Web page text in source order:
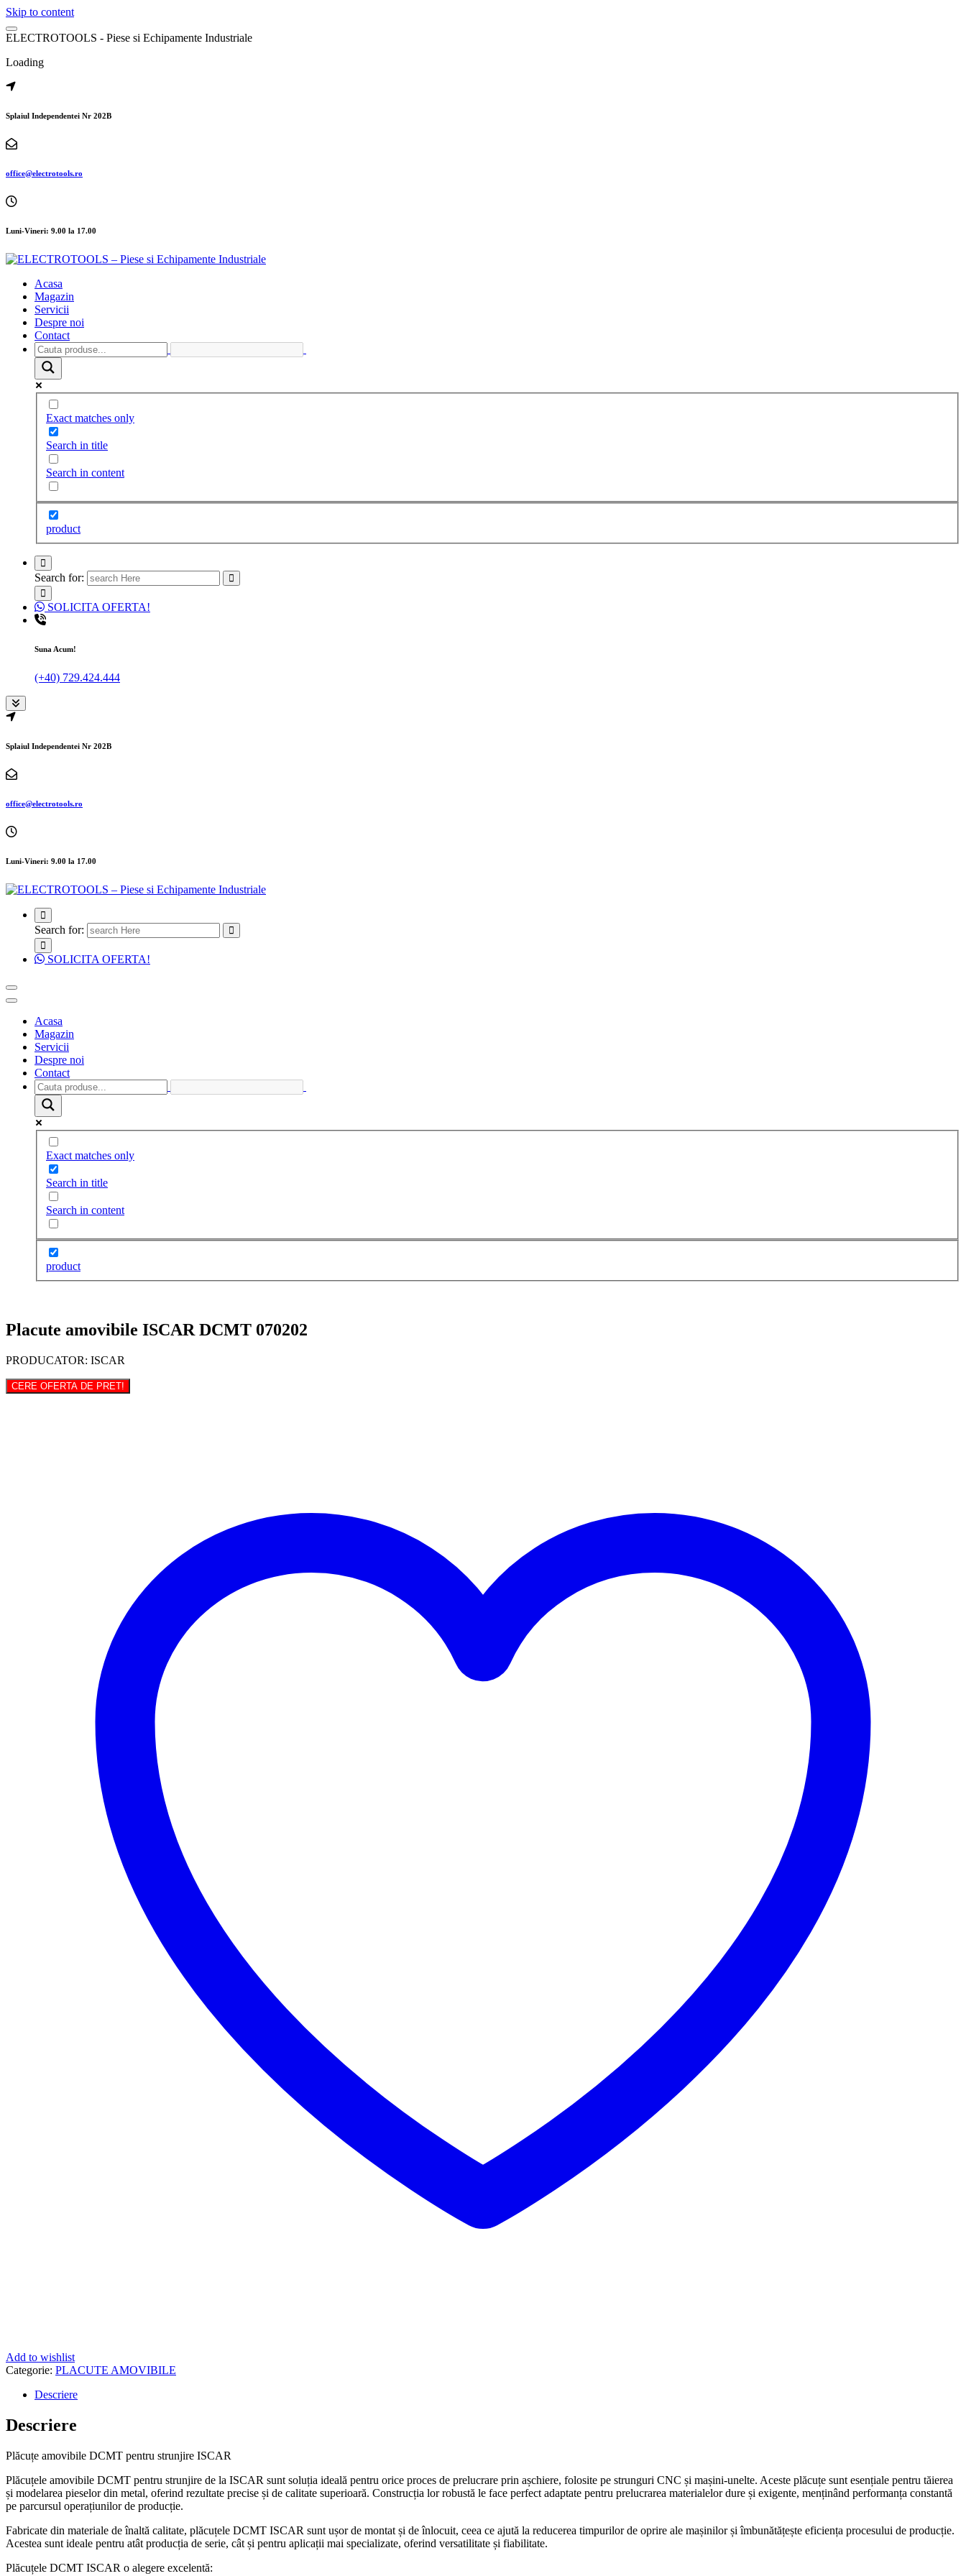
Skip to content
ELECTROTOOLS - Piese si Echipamente Industriale
Loading
Splaiul Independentei Nr 202B
office@electrotools.ro
Luni-Vineri: 9.00 la 17.00
Acasa
Magazin
Servicii
Despre noi
Contact
Exact matches only
Search in title
Search in content
product
Search for:
SOLICITA OFERTA!
Suna Acum!
(+40) 729.424.444
Splaiul Independentei Nr 202B
office@electrotools.ro
Luni-Vineri: 9.00 la 17.00
Search for:
SOLICITA OFERTA!
Acasa
Magazin
Servicii
Despre noi
Contact
Exact matches only
Search in title
Search in content
product
Placute amovibile ISCAR DCMT 070202
PRODUCATOR: ISCAR
CERE OFERTA DE PRET!
Add to wishlist
Categorie: PLACUTE AMOVIBILE
Descriere
Descriere
Plăcuțe amovibile DCMT pentru strunjire ISCAR
Plăcuțele amovibile DCMT pentru strunjire de la ISCAR sunt soluția ideală pentru orice proces de prelucrare prin așchiere, folosite pe strunguri CNC și mașini-unelte. Aceste plăcuțe sunt esențiale pentru tăierea
și modelarea pieselor din metal, oferind rezultate precise și de calitate superioară. Construcția lor robustă le face perfect adaptate pentru prelucrarea materialelor dure și exigente, menținând performanța constantă
pe parcursul operațiunilor de producție.
Fabricate din materiale de înaltă calitate, plăcuțele DCMT ISCAR sunt ușor de montat și de înlocuit, ceea ce ajută la reducerea timpurilor de oprire ale mașinilor și îmbunătățește eficiența procesului de producție.
Acestea sunt ideale pentru atât producția de serie, cât și pentru aplicații mai specializate, oferind versatilitate și fiabilitate.
Plăcuțele DCMT ISCAR o alegere excelentă: